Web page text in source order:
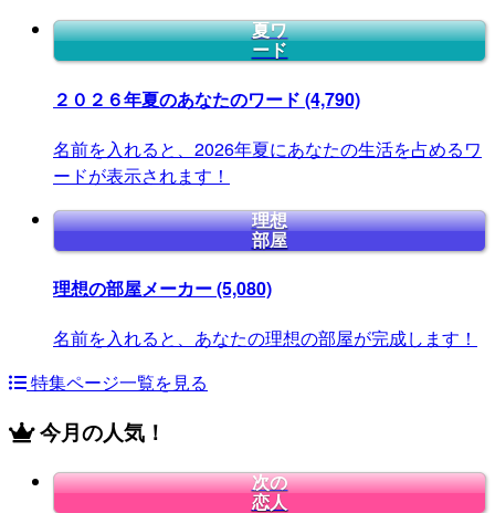
夏ワ
ード
２０２６年夏のあなたのワード (4,790)
名前を入れると、2026年夏にあなたの生活を占めるワ
ードが表示されます！
理想
部屋
理想の部屋メーカー(5,080)
名前を入れると、あなたの理想の部屋が完成します！
特集ページ一覧を見る
今月の人気！
次の
恋人